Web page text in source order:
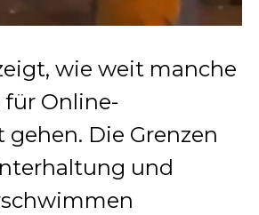
wie weit manche
Online-
Die Grenzen
und